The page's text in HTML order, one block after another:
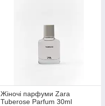
Жіночі парфуми Zara
Tuberose Parfum 30ml